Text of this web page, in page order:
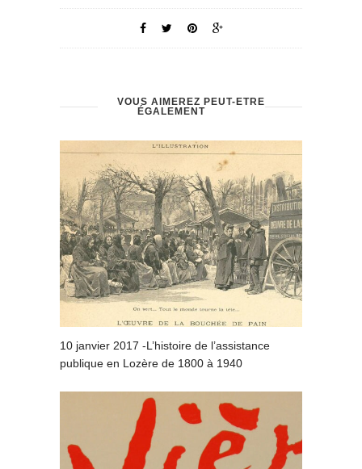
VOUS AIMEREZ PEUT-ÊTRE
ÉGALEMENT
10 janvier 2017 -L’histoire de l’assistance
publique en Lozère de 1800 à 1940